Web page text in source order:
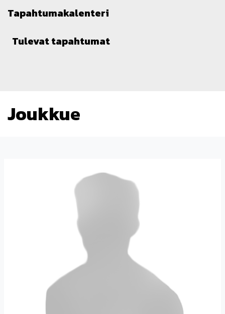
Tapahtumakalenteri
Tulevat tapahtumat
Joukkue